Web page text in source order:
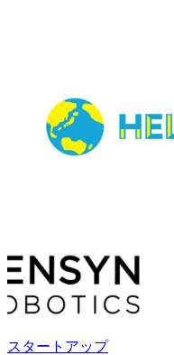
スタートアップ